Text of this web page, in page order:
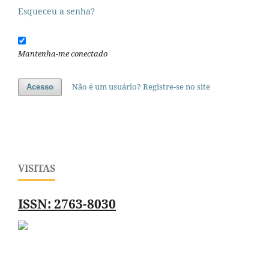
Esqueceu a senha?
Mantenha-me conectado
Acesso Não é um usuário? Registre-se no site
VISITAS
ISSN: 2763-8030